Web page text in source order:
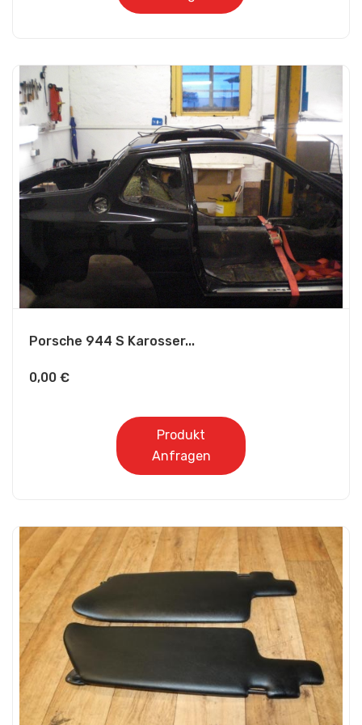
Porsche 944 S Karosser...
0,00 €
Produkt
Anfragen